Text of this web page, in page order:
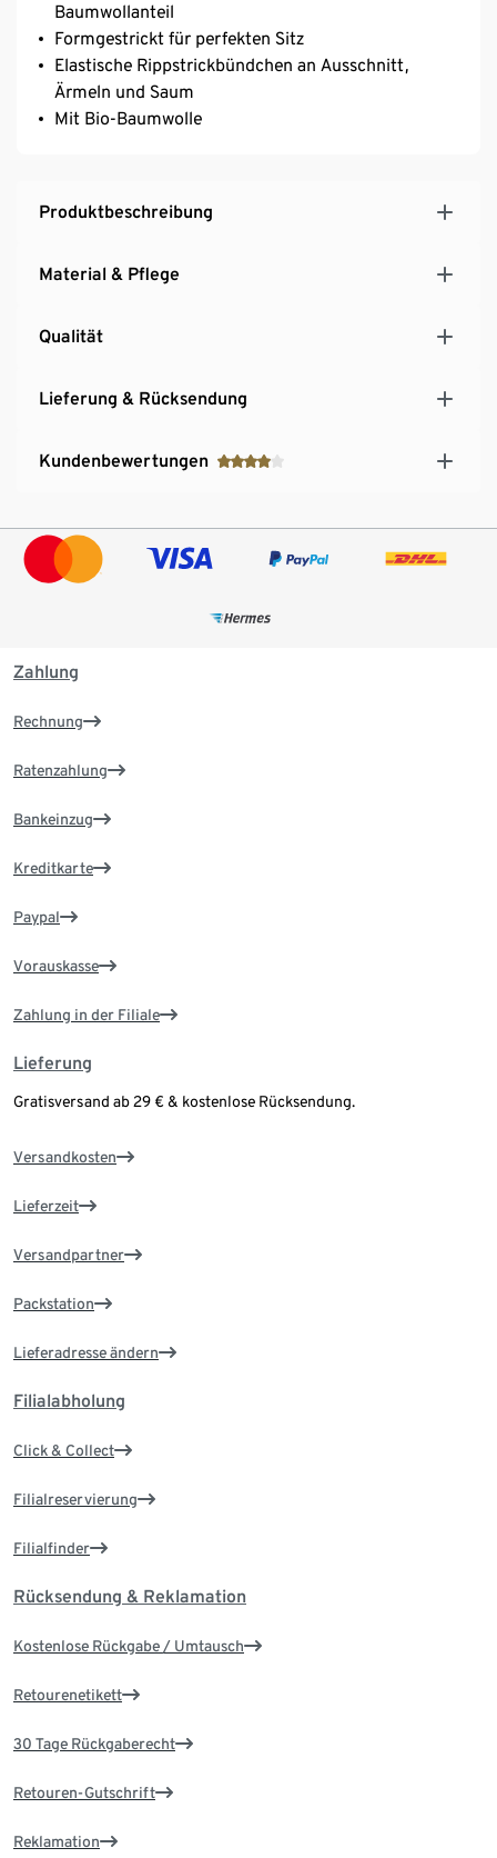
Baumwollanteil
Formgestrickt für perfekten Sitz
Elastische Rippstrickbündchen an Ausschnitt,
Ärmeln und Saum
Mit Bio-Baumwolle
Produktbeschreibung
Material & Pflege
Qualität
Lieferung & Rücksendung
Kundenbewertungen
Zahlung
Rechnung
Ratenzahlung
Bankeinzug
Kreditkarte
Paypal
Vorauskasse
Zahlung in der Filiale
Lieferung
Gratisversand ab 29 € & kostenlose Rücksendung.
Versandkosten
Lieferzeit
Versandpartner
Packstation
Lieferadresse ändern
Filialabholung
Click & Collect
Filialreservierung
Filialfinder
Rücksendung & Reklamation
Kostenlose Rückgabe / Umtausch
Retourenetikett
30 Tage Rückgaberecht
Retouren-Gutschrift
Reklamation